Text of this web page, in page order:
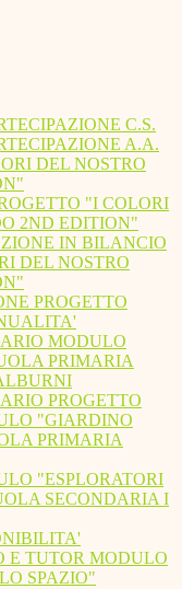
C.S.
A.A.
DEL NOSTRO
"I COLORI
2ND EDITION"
IN BILANCIO
DEL NOSTRO
PROGETTO
MODULO
PRIMARIA
PROGETTO
"GIARDINO
PRIMARIA
"ESPLORATORI
SECONDARIA I
E TUTOR MODULO
SPAZIO"